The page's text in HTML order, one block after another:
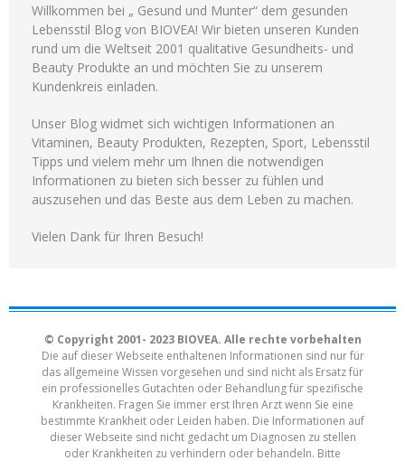
Willkommen bei „ Gesund und Munter“ dem gesunden
Lebensstil Blog von BIOVEA! Wir bieten unseren Kunden
rund um die Weltseit 2001 qualitative Gesundheits- und
Beauty Produkte an und möchten Sie zu unserem
Kundenkreis einladen.
Unser Blog widmet sich wichtigen Informationen an
Vitaminen, Beauty Produkten, Rezepten, Sport, Lebensstil
Tipps und vielem mehr um Ihnen die notwendigen
Informationen zu bieten sich besser zu fühlen und
auszusehen und das Beste aus dem Leben zu machen.
Vielen Dank für Ihren Besuch!
© Copyright 2001- 2023 BIOVEA. Alle rechte vorbehalten
Die auf dieser Webseite enthaltenen Informationen sind nur für
das allgemeine Wissen vorgesehen und sind nicht als Ersatz für
ein professionelles Gutachten oder Behandlung für spezifische
Krankheiten. Fragen Sie immer erst Ihren Arzt wenn Sie eine
bestimmte Krankheit oder Leiden haben. Die Informationen auf
dieser Webseite sind nicht gedacht um Diagnosen zu stellen
oder Krankheiten zu verhindern oder behandeln. Bitte